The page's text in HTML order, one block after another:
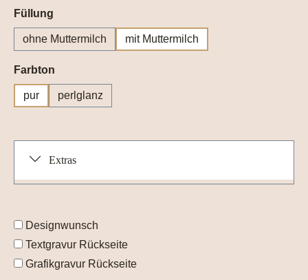
Füllung
ohne Muttermilch mit Muttermilch
Farbton
pur perlglanz
Extras
Designwunsch
Textgravur Rückseite
Grafikgravur Rückseite